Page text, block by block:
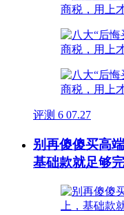
评测 6 07.27
别再傻傻买高
基础款就足够